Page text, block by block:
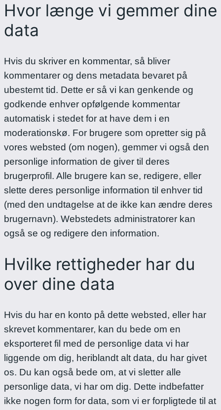
Hvor længe vi gemmer dine
data
Hvis du skriver en kommentar, så bliver
kommentarer og dens metadata bevaret på
ubestemt tid. Dette er så vi kan genkende og
godkende enhver opfølgende kommentar
automatisk i stedet for at have dem i en
moderationskø. For brugere som opretter sig på
vores websted (om nogen), gemmer vi også den
personlige information de giver til deres
brugerprofil. Alle brugere kan se, redigere, eller
slette deres personlige information til enhver tid
(med den undtagelse at de ikke kan ændre deres
brugernavn). Webstedets administratorer kan
også se og redigere den information.
Hvilke rettigheder har du
over dine data
Hvis du har en konto på dette websted, eller har
skrevet kommentarer, kan du bede om en
eksporteret fil med de personlige data vi har
liggende om dig, heriblandt alt data, du har givet
os. Du kan også bede om, at vi sletter alle
personlige data, vi har om dig. Dette indbefatter
ikke nogen form for data, som vi er forpligtede til at